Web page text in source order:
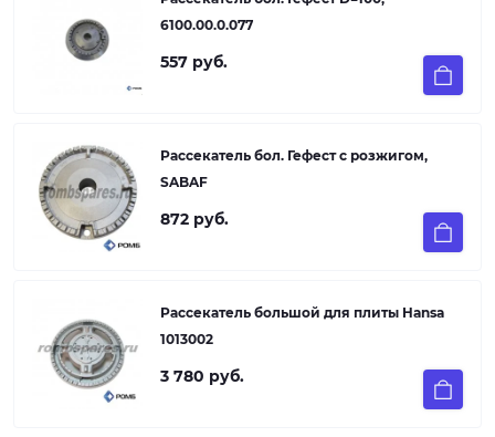
6100.00.0.077
557 руб.
Рассекатель бол. Гефест с розжигом,
SABAF
872 руб.
Рассекатель большой для плиты Hansa
1013002
3 780 руб.